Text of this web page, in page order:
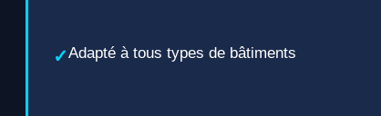
Adapté à tous types de bâtiments